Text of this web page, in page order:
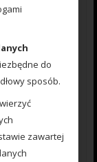
do
sposób.
zawartej